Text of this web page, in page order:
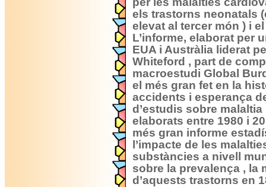
els trastorns neonatals
elevat al tercer món ) i
L’informe, elaborat per
EUA i Austràlia liderat
Whiteford , part de
macroestudi Global
el més gran fet en la
accidents i esperança
d’estudis sobre
elaborats entre 1980 i
més gran informe
l’impacte de les
substàncies a nivell
sobre la prevalença , la
d’aquests trastorns en